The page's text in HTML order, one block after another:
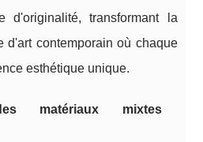
d'originalité, transformant la
d'art contemporain où chaque
esthétique unique.
matériaux mixtes